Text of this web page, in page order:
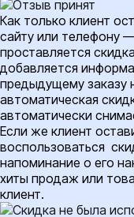
Как только клиент
сайту или телефону
проставляется
добавляется
предыдущему заказу
автоматическая
автоматически
Если же клиент
воспользоваться
напоминание о его
хиты продаж или
клиент.